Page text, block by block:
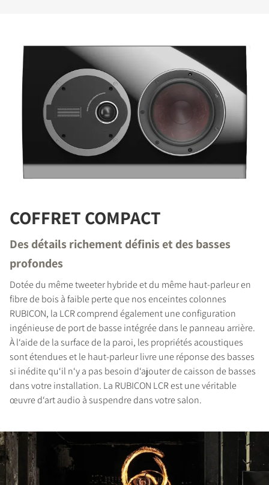
COMPARER LES PRODUITS
COFFRET COMPACT
Des détails richement définis et des basses
profondes
Dotée du même tweeter hybride et du même haut-parleur en
fibre de bois à faible perte que nos enceintes colonnes
RUBICON, la LCR comprend également une configuration
ingénieuse de port de basse intégrée dans le panneau arrière.
À l‘aide de la surface de la paroi, les propriétés acoustiques
sont étendues et le haut-parleur livre une réponse des basses
si inédite qu‘il n‘y a pas besoin d‘ajouter de caisson de basses
dans votre installation. La RUBICON LCR est une véritable
œuvre d‘art audio à suspendre dans votre salon.